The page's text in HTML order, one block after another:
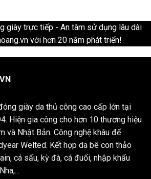
giày trực tiếp - An tâm sử dụng lâu dài
với hơn 20 năm phát triển!
giày da thủ công cao cấp lớn tại
Hiện gia công cho hơn 10 thương hiệu
và Nhật Bản. Công nghệ khâu đế
Welted. Kết hợp da bê con thảo
cá sấu, kỳ đà, cá đuối, nhập khẩu